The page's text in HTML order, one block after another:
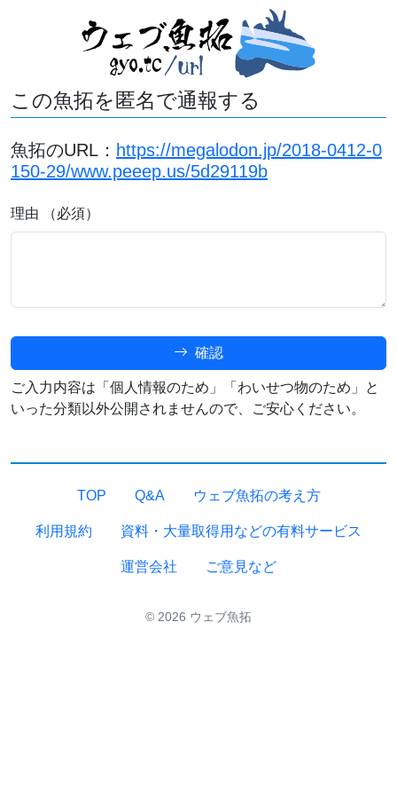
この魚拓を匿名で通報する
魚拓のURL： https://megalodon.jp/2018-0412-0
150-29/www.peeep.us/5d29119b
理由 （必須）
確認
ご入力内容は「個人情報のため」「わいせつ物のため」と
いった分類以外公開されませんので、ご安心ください。
TOP Q&A ウェブ魚拓の考え方
利用規約 資料・大量取得用などの有料サービス
運営会社 ご意見など
© 2026 ウェブ魚拓